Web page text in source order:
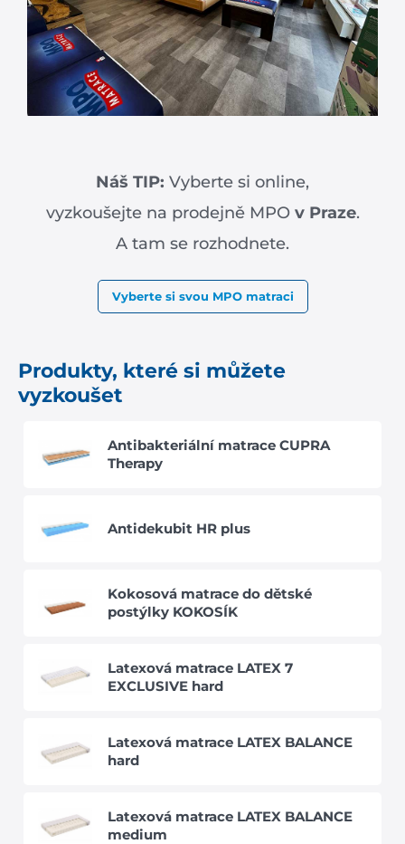
Náš TIP: Vyberte si online,
vyzkoušejte na prodejně MPO v Praze.
A tam se rozhodnete.
Vyberte si svou MPO matraci
Produkty, které si můžete
vyzkoušet
Antibakteriální matrace CUPRA
Therapy
Antidekubit HR plus
Kokosová matrace do dětské
postýlky KOKOSÍK
Latexová matrace LATEX 7
EXCLUSIVE hard
Latexová matrace LATEX BALANCE
hard
Latexová matrace LATEX BALANCE
medium